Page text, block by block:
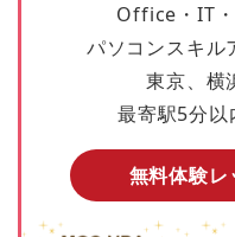
Office・IT
パソコンスキル
東京、横
最寄駅5分以
無料体験レ